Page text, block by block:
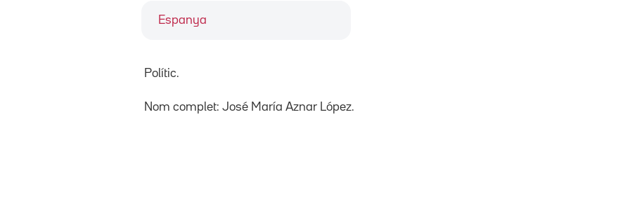
Espanya
Polític.
Nom complet: José María Aznar López.